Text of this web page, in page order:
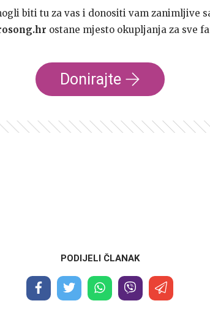
biti tu za vas i donositi vam zanimljive
ostane mjesto okupljanja za sve
Donirajte
PODIJELI ČLANAK